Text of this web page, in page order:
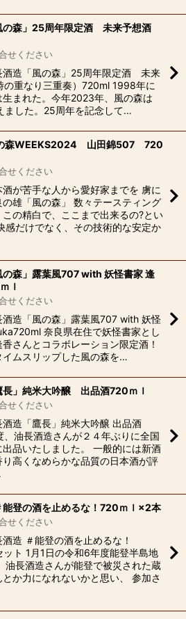
の森」25周年限定酒 未来予想酒
せください
造「風の森」25周年限定酒 未来
の重なり三重奏）720ml 1998年に
生まれた。今年2023年、風の森は
ました。25周年を記念して…
森WEEKS2024 山田錦507 720
せください
が苦手な人から愛好家までを 虜に
の雄「風の森」 数々テースティング
この精白で、ここまで出来るの?とい
感だけでなく、その技術的な安定か
の森」露葉風707 with 妖怪書家 逢
ｌ
せください
造「風の森」露葉風707 with 妖怪
奈良県在住で妖怪書家とし
さんとコラボレーション限定酒！
イムスリップした風の森を…
長」純米大吟醸 出品酒720ｍｌ
せください
造「鷹長」純米大吟醸 出品酒
油長酒造さんが２４年ぶりに全国
出品いたしました。 一般的には新酒
高くなめらかな品質の日本酒が評
登の酒を止めるな！720ｍｌ×2本
せください
造 ＃能登の酒を止めるな！
ト 1月1日の令和6年度能登半島地
油長酒造さんが能登で被災された蔵
か力になれないかと思い、 参加さ